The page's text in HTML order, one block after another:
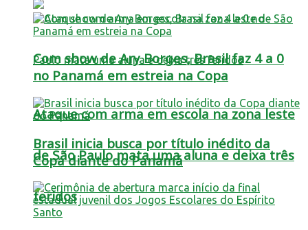
Ataque com arma em escola na zona leste
de São Paulo mata uma aluna e deixa três
feridos
Com show de Ary Borges, Brasil faz 4 a 0
no Panamá em estreia na Copa
Brasil inicia busca por título inédito da
Copa diante do Panamá